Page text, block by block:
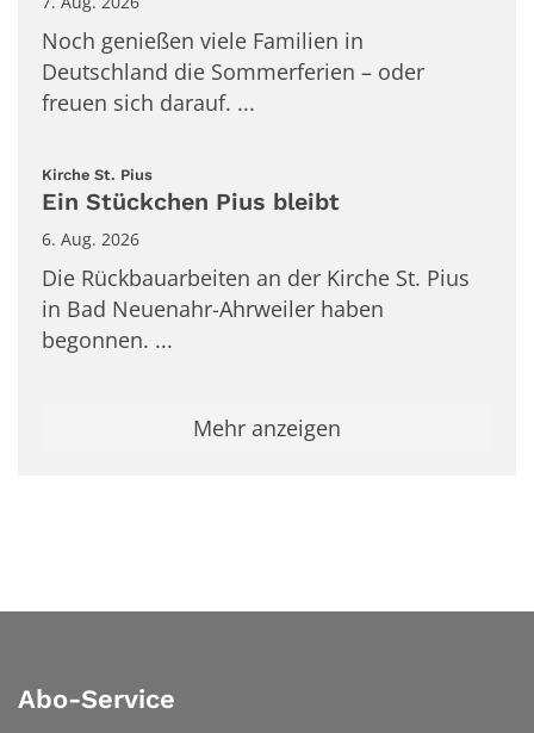
Noch genießen viele Familien in
Deutschland die Sommerferien – oder
freuen sich darauf. ...
Kirche St. Pius:
Ein Stückchen Pius bleibt
6. Aug. 2026
Die Rückbauarbeiten an der Kirche St. Pius
in Bad Neuenahr-Ahrweiler haben
begonnen. ...
Mehr anzeigen
Abo-Service